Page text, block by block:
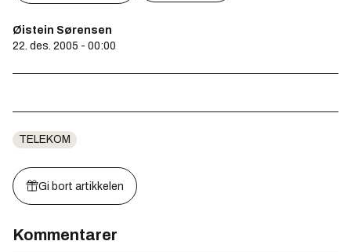
Øistein Sørensen
22. des. 2005 - 00:00
TELEKOM
Gi bort artikkelen
Kommentarer